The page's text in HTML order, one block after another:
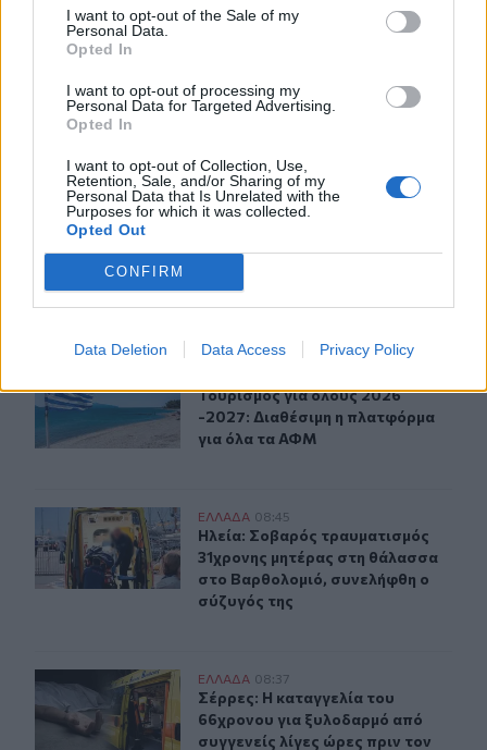
I want to opt-out of the Sale of my
Personal Data.
Opted In
I want to opt-out of processing my
Personal Data for Targeted Advertising.
Opted In
I want to opt-out of Collection, Use,
Retention, Sale, and/or Sharing of my
Personal Data that Is Unrelated with the
Purposes for which it was collected.
Opted Out
CONFIRM
Data Deletion Data Access Privacy Policy
ΠΕΡΙΣΣΟΤΕΡΑ
ΣΧΕΤΙΚA AΡΘΡΑ
Θεσσαλονίκη: Τέσσερα άτομα χτύπησαν 19χρονο για
Θεσσαλονίκη: Τέσσερα άτομα
Θεσσαλονίκη: Τέσσερα άτομα
ληστέψουν στο Ωραιόκαστρο
Τουρισμός για όλους 2026 -2027:
Τουρισμός για όλους 2026
-2027: Διαθέσιμη η πλατφόρμα
για όλα τα ΑΦΜ
Ηλεία: Σοβαρός τραυματισμός 31χρονης μητέρας
ΕΛΛAΔΑ 08:45
Ηλεία: Σοβαρός τραυματισμός
Ηλεία: Σοβαρός τραυματισμός
31χρονης μητέρας στη θάλασσα
στο Βαρθολομιό, συνελήφθη ο
σύζυγός της
Σέρρες: Η καταγγελία του 66χρονου για ξυλοδαρμό
ΕΛΛAΔΑ 08:37
Σέρρες: Η καταγγελία του
Σέρρες: Η καταγγελία του
66χρονου για ξυλοδαρμό από
συγγενείς λίγες ώρες πριν τον